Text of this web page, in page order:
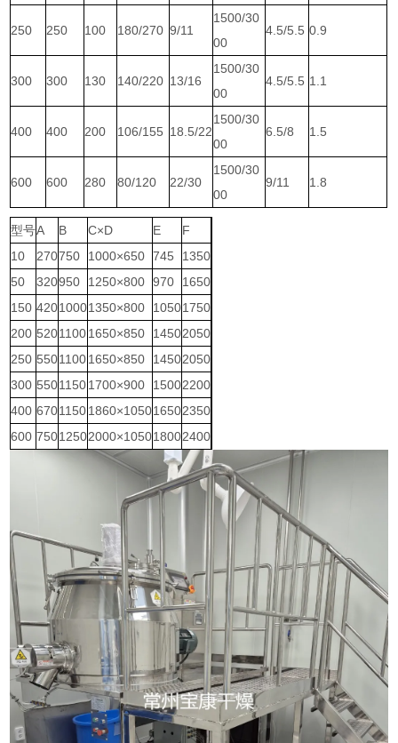
250 250 100 180/270 9/11
1500/30
00
4.5/5.5 0.9
300 300 130 140/220 13/16
1500/30
00
4.5/5.5 1.1
400 400 200 106/155 18.5/22
1500/30
00
6.5/8 1.5
600 600 280 80/120 22/30
1500/30
00
9/11 1.8
型号A B C×D E
F
10
270750 1000×650 745
1350
50
320950 1250×800 970
1650
150 42010001350×800 10501750
200 52011001650×850 14502050
250 55011001650×850 14502050
300 55011501700×900 15002200
400 67011501860×105016502350
600 75012502000×105018002400